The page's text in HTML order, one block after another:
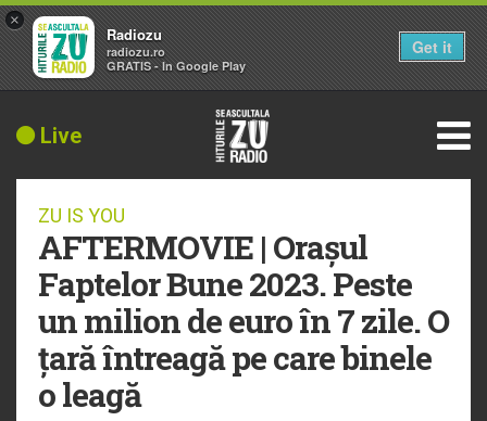
Live
ZU IS YOU
AFTERMOVIE | Orașul
Faptelor Bune 2023. Peste
un milion de euro în 7 zile. O
țară întreagă pe care binele
o leagă
×
Radiozu
radiozu.ro
GRATIS - In Google Play
Get it